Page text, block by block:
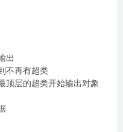
出
不再有超类
顶层的超类开始输出对象